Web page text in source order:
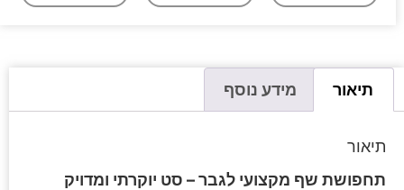
תיאור מידע נוסף
תיאור
תחפושת שף מקצועי לגבר – סט יוקרתי ומדויק